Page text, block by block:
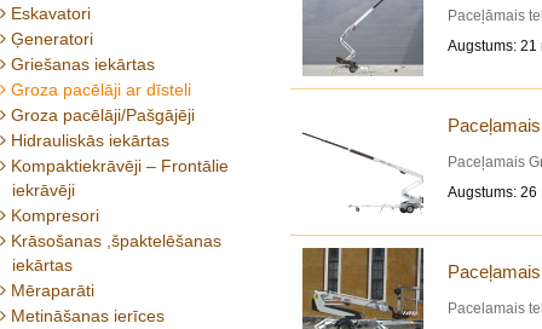
Eskavatori
Ģeneratori
Griešanas iekārtas
Groza pacēlāji ar dīsteli
Groza pacēlāji/Pašgājēji
Hidrauliskās iekārtas
Kompaktiekrāvēji – Frontālie
iekrāvēji
Kompresori
Krāsošanas ,špaktelēšanas
iekārtas
Mēraparāti
Metināšanas ierīces
Paceļāmais
Augstums: 21
Paceļamais
Augstums: 26
Pacelamais